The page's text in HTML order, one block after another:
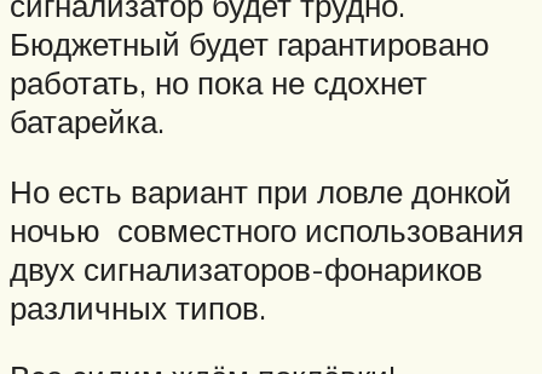
Бюджетный будет гарантировано
работать, но пока не сдохнет
батарейка.
Но есть вариант при ловле донкой
ночью совместного использования
двух сигнализаторов-фонариков
различных типов.